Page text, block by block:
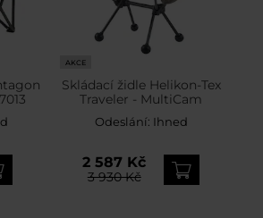
AKCE
Skládací židle Helikon-Tex
Traveler - MultiCam
Odeslání: Ihned
2 587 Kč
3 930 Kč